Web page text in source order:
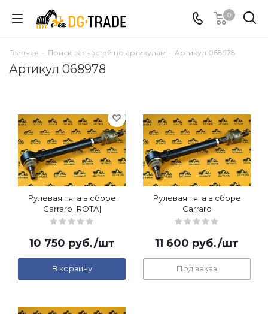
0
Главная - Поиск запчастей по артикулам - Артикул 068978
Артикул 068978
Рулевая тяга в сборе
Carraro [ROTA]
10 750 руб./шт
В корзину
Рулевая тяга в сборе
Carraro
11 600 руб./шт
Под заказ